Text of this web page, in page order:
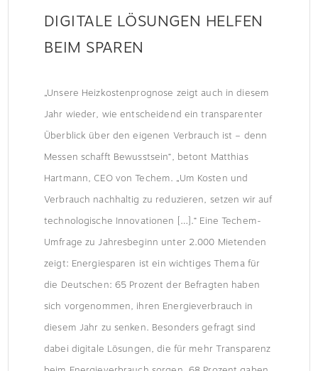
DIGITALE LÖSUNGEN HELFEN
BEIM SPAREN
„Unsere Heizkostenprognose zeigt auch in diesem
Jahr wieder, wie entscheidend ein transparenter
Überblick über den eigenen Verbrauch ist – denn
Messen schafft Bewusstsein“, betont Matthias
Hartmann, CEO von Techem. „Um Kosten und
Verbrauch nachhaltig zu reduzieren, setzen wir auf
technologische Innovationen […].“ Eine Techem-
Umfrage zu Jahresbeginn unter 2.000 Mietenden
zeigt: Energiesparen ist ein wichtiges Thema für
die Deutschen: 65 Prozent der Befragten haben
sich vorgenommen, ihren Energieverbrauch in
diesem Jahr zu senken. Besonders gefragt sind
dabei digitale Lösungen, die für mehr Transparenz